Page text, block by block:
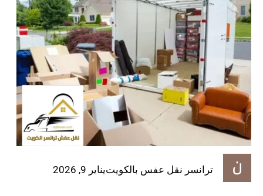
ترانسر نقل عفس بالكويتيناير 9, 2026